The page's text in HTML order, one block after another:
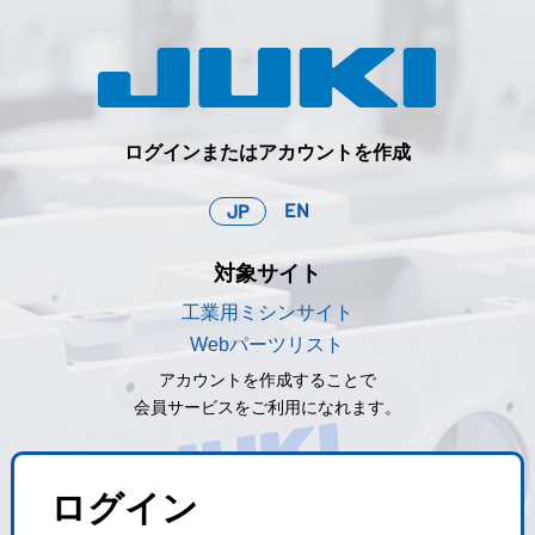
ログインまたはアカウントを作成
JP EN
対象サイト
工業用ミシンサイト
Webパーツリスト
アカウントを作成することで
会員サービスをご利用になれます。
ログイン